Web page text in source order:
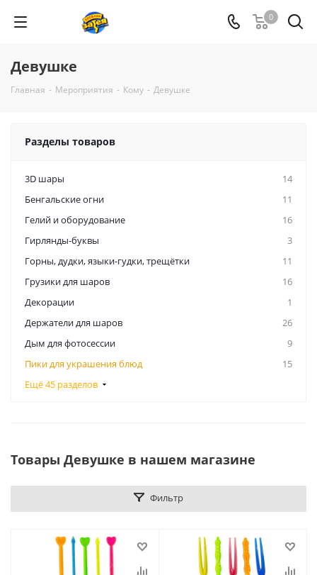
0
Девушке
Главная - Мероприятия - Кому - Девушке
Разделы товаров
3D шары
14
Бенгальские огни
11
Гелий и оборудование
16
Гирлянды-буквы
3
Горны, дудки, языки-гудки, трещётки
11
Грузики для шаров
16
Декорации
1
Держатели для шаров
26
Дым для фотосессии
9
Пики для украшения блюд
15
Ещё 45 разделов
Товары Девушке в нашем магазине
Фильтр